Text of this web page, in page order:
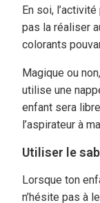
En soi,
pas la réaliser
colorants
Magique ou
utilise une
enfant sera
l’aspirateur à
Utiliser le
Lorsque ton
n’hésite pas à